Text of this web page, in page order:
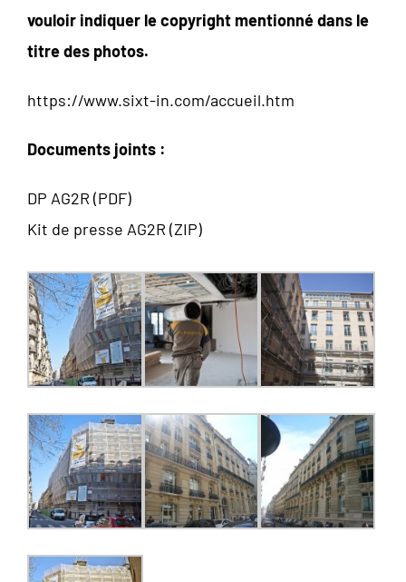
vouloir indiquer le copyright mentionné dans le
titre des photos.
https://www.sixt-in.com/accueil.htm
Documents joints :
DP AG2R (PDF)
Kit de presse AG2R (ZIP)